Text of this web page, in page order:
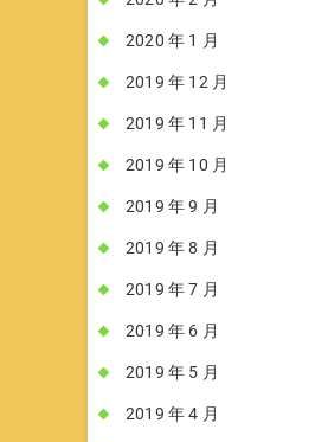
2020 年 1 月
2019 年 12 月
2019 年 11 月
2019 年 10 月
2019 年 9 月
2019 年 8 月
2019 年 7 月
2019 年 6 月
2019 年 5 月
2019 年 4 月